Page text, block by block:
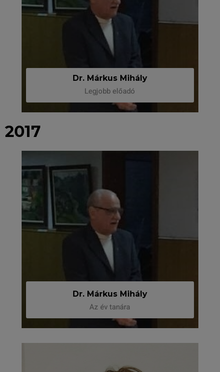
Dr. Márkus Mihály
Legjobb előadó
2017
Dr. Márkus Mihály
Az év tanára